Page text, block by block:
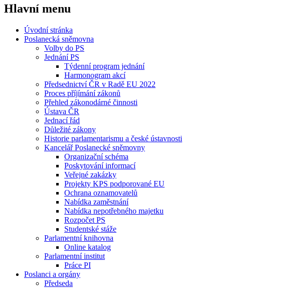
Hlavní menu
Úvodní stránka
Poslanecká sněmovna
Volby do PS
Jednání PS
Týdenní program jednání
Harmonogram akcí
Předsednictví ČR v Radě EU 2022
Proces příjímání zákonů
Přehled zákonodárné činnosti
Ústava ČR
Jednací řád
Důležité zákony
Historie parlamentarismu a české ústavnosti
Kancelář Poslanecké sněmovny
Organizační schéma
Poskytování informací
Veřejné zakázky
Projekty KPS podporované EU
Ochrana oznamovatelů
Nabídka zaměstnání
Nabídka nepotřebného majetku
Rozpočet PS
Studentské stáže
Parlamentní knihovna
Online katalog
Parlamentní institut
Práce PI
Poslanci a orgány
Předseda